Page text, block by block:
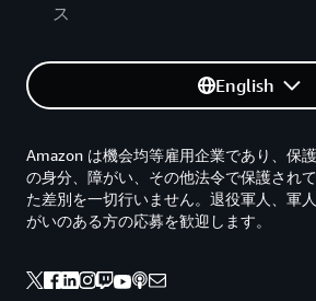
ス
English
Amazon は機会均等雇用企業であり、保
の身分、障がい、その他法令で保護され
た差別を一切行いません。退役軍人、軍
がいのある方の応募を歓迎します。